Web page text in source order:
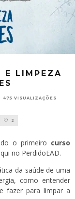
E LIMPEZA
475 VISUALIZAÇÕES
2
o primeiro curso
no PerdidoEAD.
da saúde de uma
como entender
fazer para limpar a